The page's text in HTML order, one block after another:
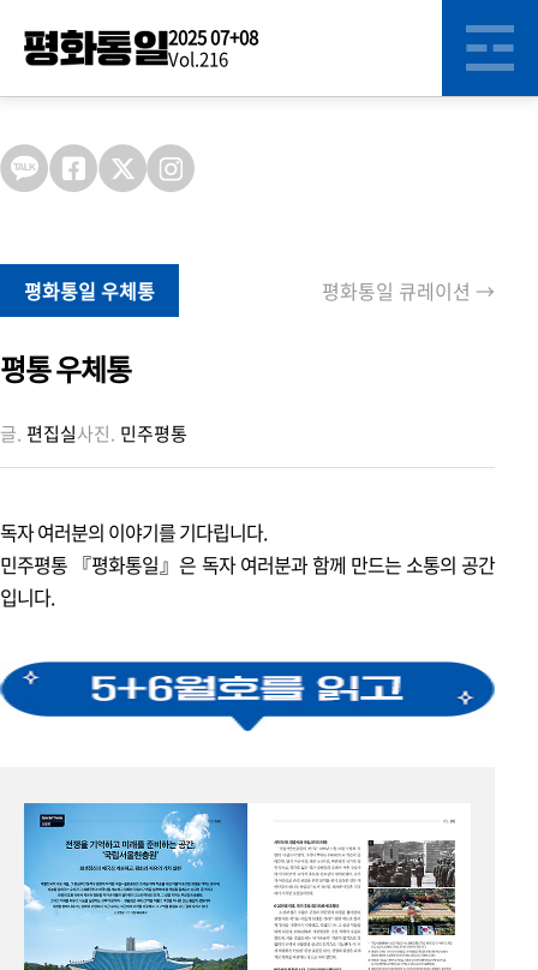
2025 07+08
Vol.216
의장 메시지 1
국민주권정부, “안전하고 평화로운 나라”를 향한 첫걸음
한눈에 보는 광복 80년
특집
다시 생각한다
포커스 & 이슈
현장 포커스 1
2025 목포·강릉 평화통일 시민대화 개최
평화통일 우체통 평화통일 큐레이션 →
평통 우체통
글. 편집실사진. 민주평통
독자 여러분의 이야기를 기다립니다.
민주평통 『평화통일』은 독자 여러분과 함께 만드는 소통의 공간
입니다.